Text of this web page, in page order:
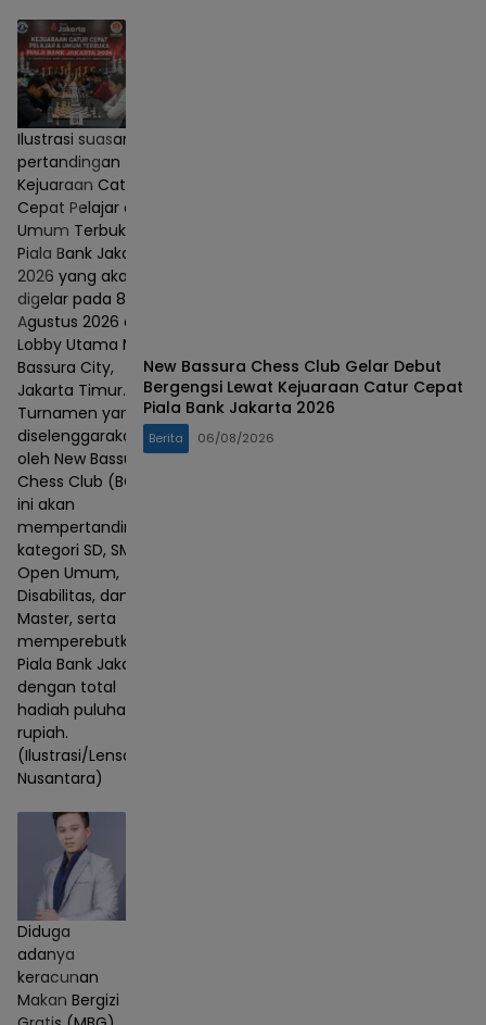
Ilustrasi suasana
pertandingan
Kejuaraan Catur
Cepat Pelajar dan
Umum Terbuka
Piala Bank Jakarta
2026 yang akan
digelar pada 8–9
Agustus 2026 di
Lobby Utama Mall
Bassura City,
Jakarta Timur.
Turnamen yang
diselenggarakan
oleh New Bassura
Chess Club (BCC)
ini akan
mempertandingkan
kategori SD, SMP,
Open Umum,
Disabilitas, dan
Master, serta
memperebutkan
Piala Bank Jakarta
dengan total
hadiah puluhan juta
rupiah.
(Ilustrasi/Lensa
Nusantara)
New Bassura Chess Club Gelar Debut
Bergengsi Lewat Kejuaraan Catur Cepat
Piala Bank Jakarta 2026
Berita 06/08/2026
Diduga
adanya
keracunan
Makan Bergizi